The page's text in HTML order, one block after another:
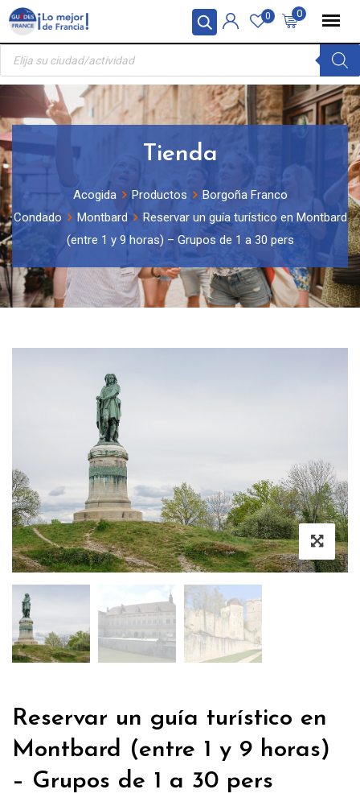
Panel de gestión de cookies
Skip
content
0
0
Búsqueda
productos
Tienda
Acogida Productos
Borgoña Franco
Condado
Montbard
Reservar un guía turístico en Montbard
(entre 1 y 9 horas) – Grupos de 1 a 30 pers
Reservar un guía turístico en
Montbard (entre 1 y 9 horas)
– Grupos de 1 a 30 pers